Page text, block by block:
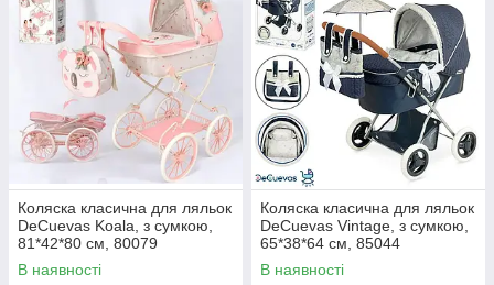
Коляска класична для ляльок
DeCuevas Koala, з сумкою,
81*42*80 см, 80079
В наявності
Коляска класична для ляльок
DeCuevas Vintage, з сумкою,
65*38*64 см, 85044
В наявності